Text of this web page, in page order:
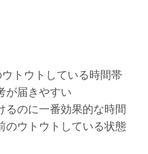
トウトしている時間帯
が届きやすい
るのに一番効果的な時間
のウトウトしている状態